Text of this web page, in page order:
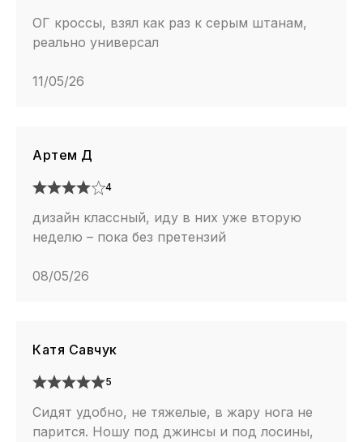
ОГ кроссы, взял как раз к серым штанам,
реально универсал
11/05/26
Артем Д
4
дизайн классный, иду в них уже вторую
неделю – пока без претензий
08/05/26
Катя Савчук
5
Сидят удобно, не тяжелые, в жару нога не
парится. Ношу под джинсы и под лосины,